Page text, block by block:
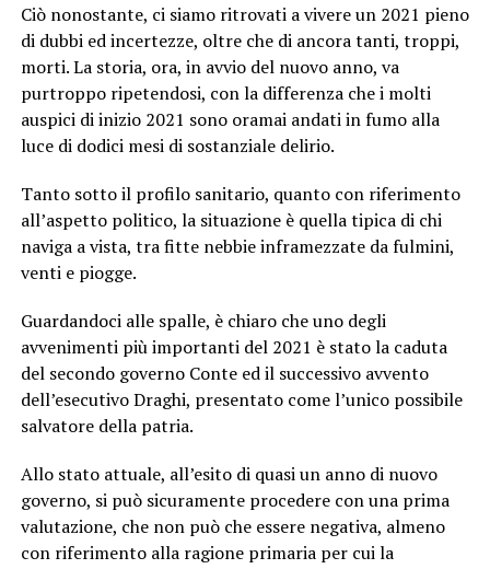
Ciò nonostante, ci siamo ritrovati a vivere un 2021 pieno
di dubbi ed incertezze, oltre che di ancora tanti, troppi,
morti. La storia, ora, in avvio del nuovo anno, va
purtroppo ripetendosi, con la differenza che i molti
auspici di inizio 2021 sono oramai andati in fumo alla
luce di dodici mesi di sostanziale delirio.
Tanto sotto il profilo sanitario, quanto con riferimento
all’aspetto politico, la situazione è quella tipica di chi
naviga a vista, tra fitte nebbie inframezzate da fulmini,
venti e piogge.
Guardandoci alle spalle, è chiaro che uno degli
avvenimenti più importanti del 2021 è stato la caduta
del secondo governo Conte ed il successivo avvento
dell’esecutivo Draghi, presentato come l’unico possibile
salvatore della patria.
Allo stato attuale, all’esito di quasi un anno di nuovo
governo, si può sicuramente procedere con una prima
valutazione, che non può che essere negativa, almeno
con riferimento alla ragione primaria per cui la